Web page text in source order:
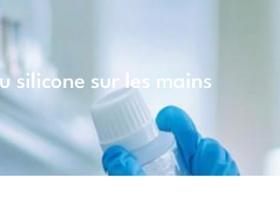
silicone sur les mains